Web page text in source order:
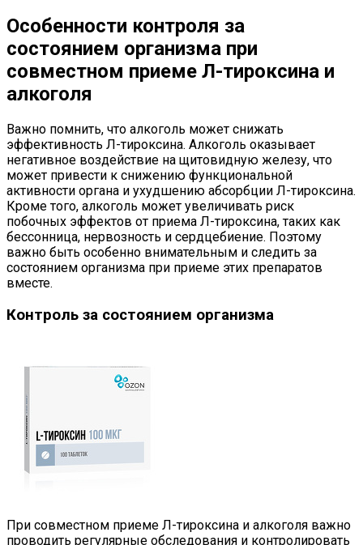
Особенности контроля за
состоянием организма при
совместном приеме Л-тироксина и
алкоголя
Важно помнить, что алкоголь может снижать
эффективность Л-тироксина. Алкоголь оказывает
негативное воздействие на щитовидную железу, что
может привести к снижению функциональной
активности органа и ухудшению абсорбции Л-тироксина.
Кроме того, алкоголь может увеличивать риск
побочных эффектов от приема Л-тироксина, таких как
бессонница, нервозность и сердцебиение. Поэтому
важно быть особенно внимательным и следить за
состоянием организма при приеме этих препаратов
вместе.
Контроль за состоянием организма
При совместном приеме Л-тироксина и алкоголя важно
проводить регулярные обследования и контролировать